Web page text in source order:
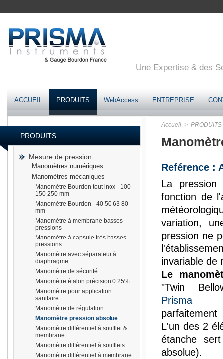
Une Expertise & des
ACCUEIL PRODUITS WebAccess ENTREPRISE
PRODUITS
Mesure de pression
Manomètres numériques
Manomètres mécaniques
Manomètre Bourdon tout inox - 100
150 250 mm
Manomètre Bourdon - 40 50 63 80
mm
Manomètre à membrane basses
pressions
Manomètre à capsule très basses
pressions
Manomètre avec séparateur à
diaphragme
Manomètre de sécurité
Manomètre étalon précision 0.25%
Manomètre pour application
sanitaire
Manomètre de régulation
Manomètre pression absolue
Manomètre différentiel à soufflet &
membrane
Manomètre différentiel à soufflets
Manomètre différentiel à membrane
Accueil > PRODUITS
Reférence :
La pression
fonction de
variation,
pression ne
invariable de
Le
"Twin
Prisma
L'un des 2
étanche
absolue).